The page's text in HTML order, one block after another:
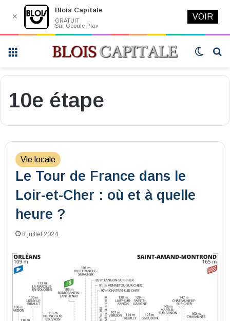
Switch
10e étape
Vie locale
Le Tour de France dans le
Loir-et-Cher : où et à quelle
heure ?
8 juillet 2024
✕
Blois Capitale
GRATUIT
Sur Google Play
VOIR